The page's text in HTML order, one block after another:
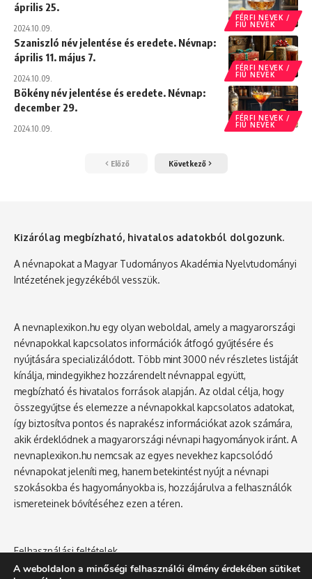
FÉRFI NEVEK /
FIÚ NEVEK
április 25.
2024.10.09.
FÉRFI NEVEK /
FIÚ NEVEK
Szaniszló név jelentése és eredete. Névnap:
április 11. május 7.
2024.10.09.
FÉRFI NEVEK /
FIÚ NEVEK
Bökény név jelentése és eredete. Névnap:
december 29.
2024.10.09.
Előző Következő
Kizárólag megbízható, hivatalos adatokból dolgozunk.
A névnapokat a Magyar Tudományos Akadémia Nyelvtudományi
Intézetének jegyzékéből vesszük.
A nevnaplexikon.hu egy olyan weboldal, amely a magyarországi
névnapokkal kapcsolatos információk átfogó gyűjtésére és
nyújtására specializálódott. Több mint 3000 név részletes listáját
kínálja, mindegyikhez hozzárendelt névnappal együtt,
megbízható és hivatalos források alapján. Az oldal célja, hogy
összegyűjtse és elemezze a névnapokkal kapcsolatos adatokat,
így biztosítva pontos és naprakész információkat azok számára,
akik érdeklődnek a magyarországi névnapi hagyományok iránt. A
nevnaplexikon.hu nemcsak az egyes nevekhez kapcsolódó
névnapokat jeleníti meg, hanem betekintést nyújt a névnapi
szokásokba és hagyományokba is, hozzájárulva a felhasználók
ismereteinek bővítéséhez ezen a téren.
Felhasználási feltételek
Adatvédelmi tájékoztató
A weboldalon a minőségi felhasználói élmény érdekében sütiket